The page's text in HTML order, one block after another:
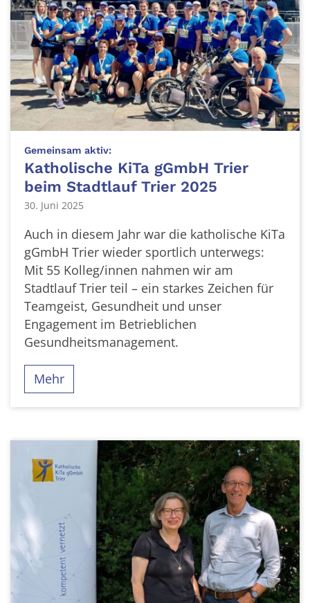
Gemeinsam aktiv::
Katholische KiTa gGmbH Trier
beim Stadtlauf Trier 2025
30. Juni 2025
Auch in diesem Jahr war die katholische KiTa
gGmbH Trier wieder sportlich unterwegs:
Mit 55 Kolleg/innen nahmen wir am
Stadtlauf Trier teil – ein starkes Zeichen für
Teamgeist, Gesundheit und unser
Engagement im Betrieblichen
Gesundheitsmanagement.
Mehr